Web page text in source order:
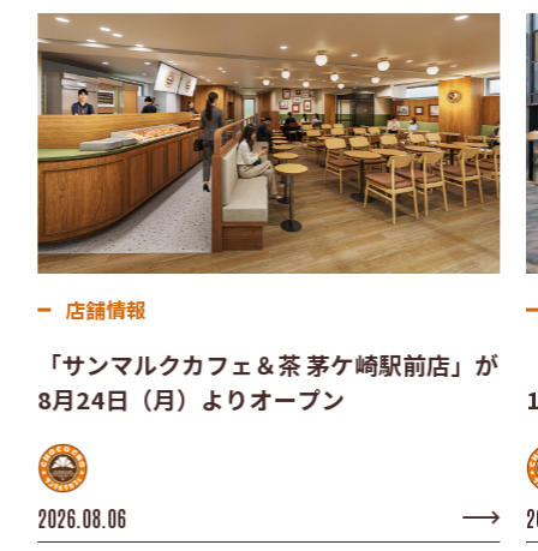
店舗情報
「サンマルクカフェ＆茶 茅ケ崎駅前店」が
8月24日（月）よりオープン
2026.08.06